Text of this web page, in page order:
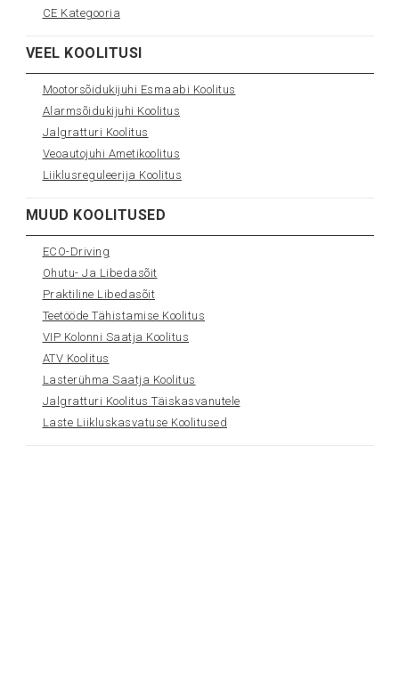
CE Kategooria
VEEL KOOLITUSI
Mootorsõidukijuhi Esmaabi Koolitus
Alarmsõidukijuhi Koolitus
Jalgratturi Koolitus
Veoautojuhi Ametikoolitus
Liiklusreguleerija Koolitus
MUUD KOOLITUSED
ECO-Driving
Ohutu- Ja Libedasõit
Praktiline Libedasõit
Teetööde Tähistamise Koolitus
VIP Kolonni Saatja Koolitus
ATV Koolitus
Lasterühma Saatja Koolitus
Jalgratturi Koolitus Täiskasvanutele
Laste Liikluskasvatuse Koolitused